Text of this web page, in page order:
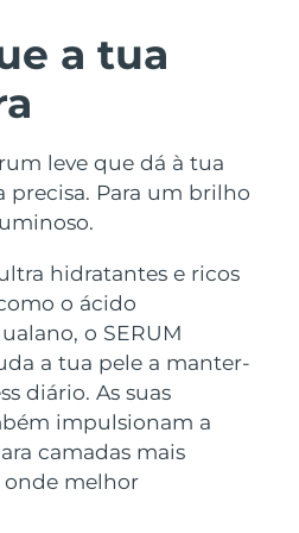
a tua
leve que dá à tua
precisa. Para um brilho
hidratantes e ricos
o ácido
o SERUM
a tua pele a manter-
diário. As suas
impulsionam a
camadas mais
onde melhor
4 kit
Plus
heating
Men
aging massage
2 kit
toning
go
toning on-the-go
eyes & lips
line smoothing device
kit
hydration
and red light therapy
Cuidado oral
sonic toothbrush
silicone sonic toothbrush
NEW
Entrega prevista
Entrega prevista8/16/26
Entrega prevista8/13/26
Entrega prevista
Entrega prevista
Entrega prevista